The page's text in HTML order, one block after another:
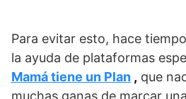
Para evitar esto, hace
la ayuda de plataformas
Mamá tiene un Plan , que
muchas ganas de marcar